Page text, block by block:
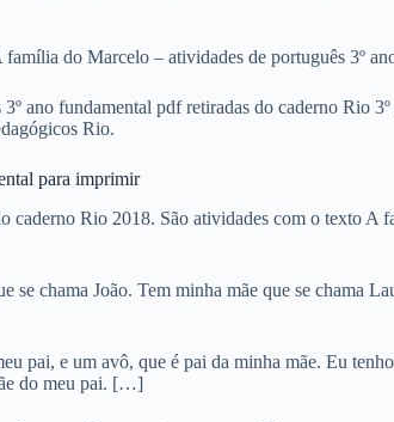
do Marcelo – atividades de português 3º
ano fundamental pdf retiradas do caderno Rio
Rio.
para imprimir
caderno Rio 2018. São atividades com o texto A
se chama João. Tem minha mãe que se chama
pai, e um avô, que é pai da minha mãe. Eu
do meu pai. […]